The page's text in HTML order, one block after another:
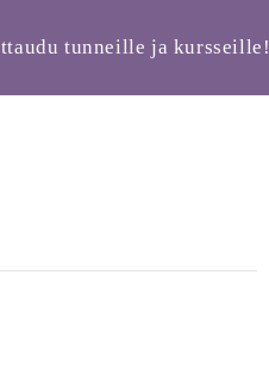
tunneille ja kursseille!